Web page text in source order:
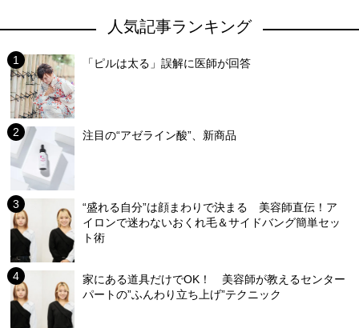
人気記事ランキング
「ピルは太る」誤解に医師が回答
注目の“アゼライン酸”、新商品
“盛れる自分”は顔まわりで決まる 美容師直伝！ア
イロンで迷わないおくれ毛＆サイドバング簡単セッ
ト術
家にある道具だけでOK！ 美容師が教えるセンター
パートの”ふんわり立ち上げ”テクニック